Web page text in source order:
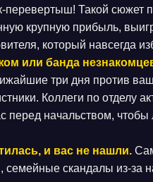
перевертыш! Такой сюжет
крупную прибыль,
который навсегда
или банда
три дня против
Коллеги по отделу
перед начальством,
и вас не нашли.
скандалы из-за